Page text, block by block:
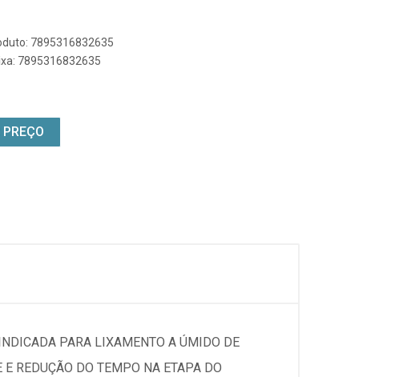
7895316832635
7895316832635
PARA LIXAMENTO A ÚMIDO DE
REDUÇÃO DO TEMPO NA ETAPA DO